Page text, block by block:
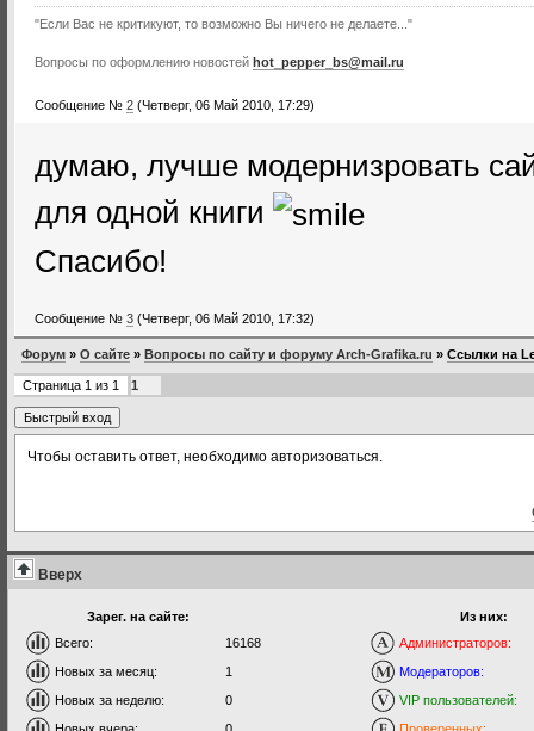
"Если Вас не критикуют, то возможно Вы ничего не делаете..."
Вопросы по оформлению новостей hot_pepper_bs@mail.ru
Сообщение № 2 (Четверг, 06 Май 2010, 17:29)
думаю, лучше модернизровать
для одной книги
Спасибо!
Сообщение № 3 (Четверг, 06 Май 2010, 17:32)
Форум » О сайте » Вопросы по сайту и форуму Arch-Grafika.ru » Ссылки на
Страница 1 из 1 1
Чтобы оставить ответ, необходимо авторизоваться.
Вверх
Зарег. на сайте:
Всего:
16168
Новых за месяц:
1
Новых за неделю:
0
Из них:
Администраторов:
Модераторов:
VIP пользователей: